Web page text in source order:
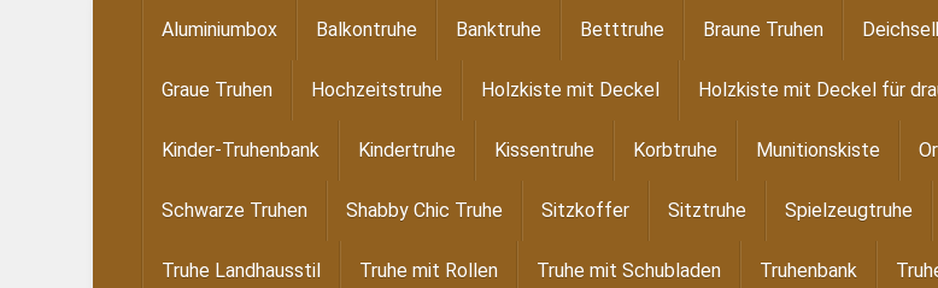
Aluminiumbox Balkontruhe Banktruhe Betttruhe Braune Truhen
Graue Truhen Hochzeitstruhe Holzkiste mit Deckel Holzkiste mit Deckel für
Kinder-Truhenbank Kindertruhe Kissentruhe Korbtruhe Munitionskiste
Schwarze Truhen Shabby Chic Truhe Sitzkoffer Sitztruhe Spielzeugtruhe
Truhe Landhausstil Truhe mit Rollen Truhe mit Schubladen Truhenbank